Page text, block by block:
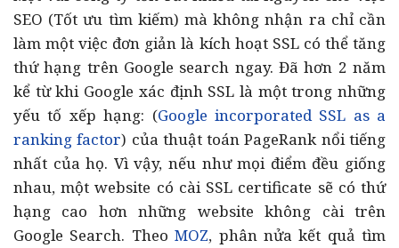
SEO (Tốt ưu tìm kiếm) mà không nhận ra chỉ cần
làm một việc đơn giản là kích hoạt SSL có thể tăng
thứ hạng trên Google search ngay. Đã hơn 2 năm
kể từ khi Google xác định SSL là một trong những
yếu tố xếp hạng: (Google incorporated SSL as a
ranking factor) của thuật toán PageRank nổi tiếng
nhất của họ. Vì vậy, nếu như mọi điểm đều giống
nhau, một website có cài SSL certificate sẽ có thứ
hạng cao hơn những website không cài trên
Google Search. TheoMOZ, phân nửa kết quả tìm